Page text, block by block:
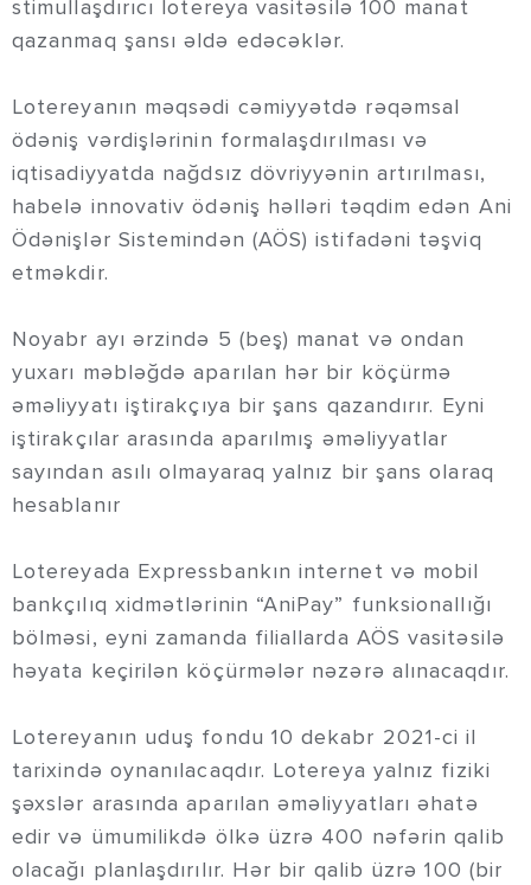
stimullaşdırıcı lotereya vasitəsilə 100 manat
qazanmaq şansı əldə edəcəklər.
Lotereyanın məqsədi cəmiyyətdə rəqəmsal
ödəniş vərdişlərinin formalaşdırılması və
iqtisadiyyatda nağdsız dövriyyənin artırılması,
habelə innovativ ödəniş həlləri təqdim edən Ani
Ödənişlər Sistemindən (AÖS) istifadəni təşviq
etməkdir.
Noyabr ayı ərzində 5 (beş) manat və ondan
yuxarı məbləğdə aparılan hər bir köçürmə
əməliyyatı iştirakçıya bir şans qazandırır. Eyni
iştirakçılar arasında aparılmış əməliyyatlar
sayından asılı olmayaraq yalnız bir şans olaraq
hesablanır
Lotereyada Expressbankın internet və mobil
bankçılıq xidmətlərinin “AniPay” funksionallığı
bölməsi, eyni zamanda filiallarda AÖS vasitəsilə
həyata keçirilən köçürmələr nəzərə alınacaqdır.
Lotereyanın uduş fondu 10 dekabr 2021-ci il
tarixində oynanılacaqdır. Lotereya yalnız fiziki
şəxslər arasında aparılan əməliyyatları əhatə
edir və ümumilikdə ölkə üzrə 400 nəfərin qalib
olacağı planlaşdırılır. Hər bir qalib üzrə 100 (bir